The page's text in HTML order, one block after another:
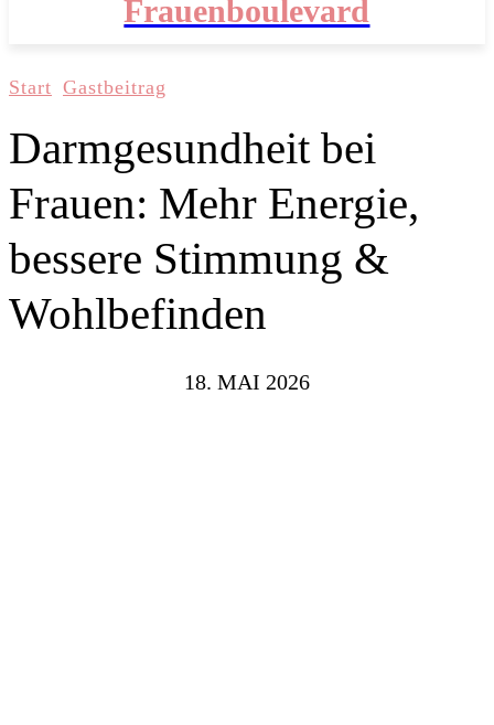
Frauenboulevard
Start Gastbeitrag
Darmgesundheit bei
Frauen: Mehr Energie,
bessere Stimmung &
Wohlbefinden
18. MAI 2026